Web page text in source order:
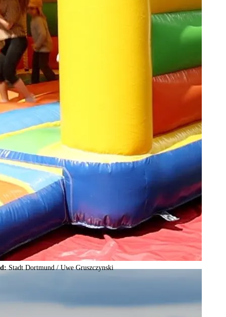
Stadt Dortmund /Uwe Gruszczynski